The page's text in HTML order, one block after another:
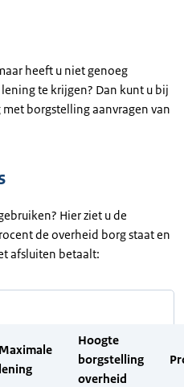
heeft u niet genoeg
te krijgen? Dan kunt u bij
borgstelling aanvragen van
Hier ziet u de
de overheid borg staat en
afsluiten betaalt:
Maximale
lening
Hoogte
borgstelling
overheid